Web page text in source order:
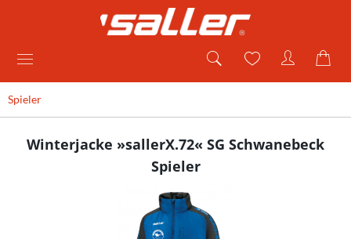
Spieler
Winterjacke »sallerX.72« SG Schwanebeck
Spieler